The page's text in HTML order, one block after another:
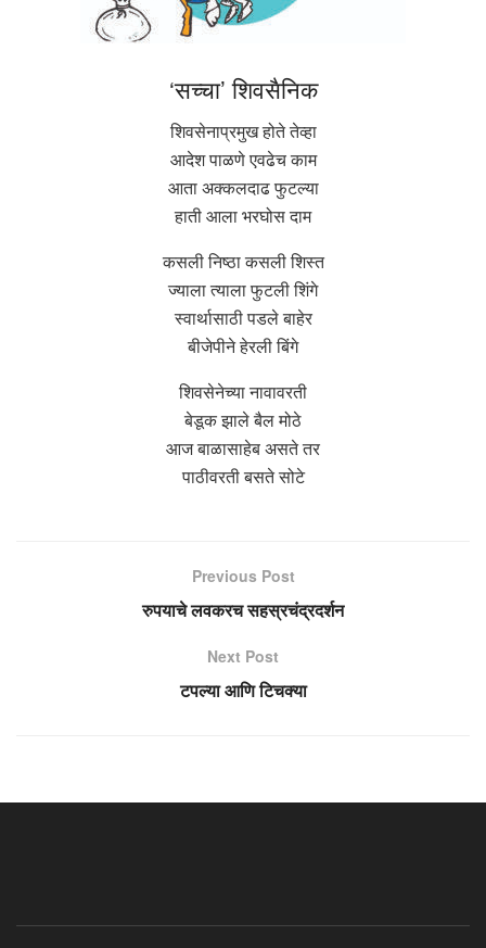
‘सच्चा’ शिवसैनिक
शिवसेनाप्रमुख होते तेव्हा
आदेश पाळणे एवढेच काम
आता अक्कलदाढ फुटल्या
हाती आला भरघोस दाम
कसली निष्ठा कसली शिस्त
ज्याला त्याला फुटली शिंगे
स्वार्थासाठी पडले बाहेर
बीजेपीने हेरली बिंगे
शिवसेनेच्या नावावरती
बेडूक झाले बैल मोठे
आज बाळासाहेब असते तर
पाठीवरती बसते सोटे
Previous Post
रुपयाचे लवकरच सहस्रचंद्रदर्शन
Next Post
टपल्या आणि टिचक्या